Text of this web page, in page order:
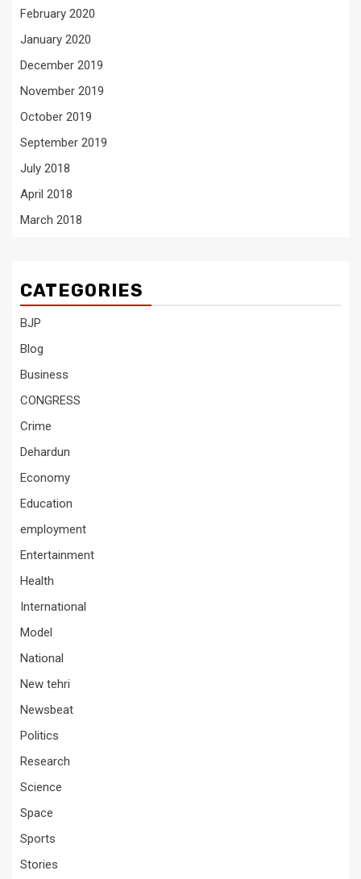
February 2020
January 2020
December 2019
November 2019
October 2019
September 2019
July 2018
April 2018
March 2018
CATEGORIES
BJP
Blog
Business
CONGRESS
Crime
Dehardun
Economy
Education
employment
Entertainment
Health
International
Model
National
New tehri
Newsbeat
Politics
Research
Science
Space
Sports
Stories